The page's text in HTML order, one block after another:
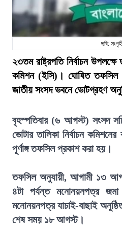
ছবি:
২৩তম রাষ্ট্রপতি নির্বাচন
কমিশন (ইসি)। ঘোষিত
জাতীয় সংসদ ভবনে ভোটগ্রহণ
বৃহস্পতিবার (৬ আগস্ট) সংসদ
ভোটার তালিকা নির্বাচন
পূর্ণাঙ্গ তফসিল প্রকাশ করা হয়।
তফসিল অনুযায়ী, আগামী ১৩
৪টা পর্যন্ত মনোনয়নপত্র
মনোনয়নপত্র যাচাই-বাছাই
শেষ সময় ১৮ আগস্ট।